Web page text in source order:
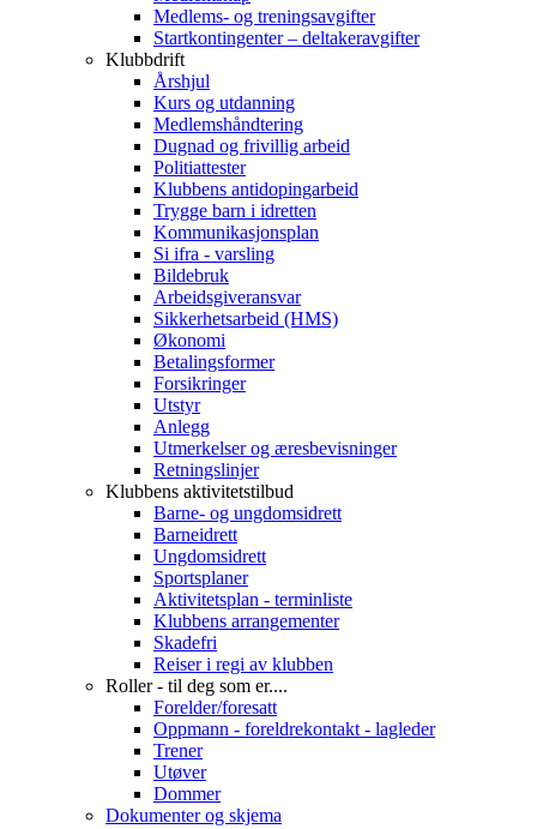
Medlems- og treningsavgifter
Startkontingenter – deltakeravgifter
Klubbdrift
Årshjul
Kurs og utdanning
Medlemshåndtering
Dugnad og frivillig arbeid
Politiattester
Klubbens antidopingarbeid
Trygge barn i idretten
Kommunikasjonsplan
Si ifra - varsling
Bildebruk
Arbeidsgiveransvar
Sikkerhetsarbeid (HMS)
Økonomi
Betalingsformer
Forsikringer
Utstyr
Anlegg
Utmerkelser og æresbevisninger
Retningslinjer
Klubbens aktivitetstilbud
Barne- og ungdomsidrett
Barneidrett
Ungdomsidrett
Sportsplaner
Aktivitetsplan - terminliste
Klubbens arrangementer
Skadefri
Reiser i regi av klubben
Roller - til deg som er....
Forelder/foresatt
Oppmann - foreldrekontakt - lagleder
Trener
Utøver
Dommer
Dokumenter og skjema